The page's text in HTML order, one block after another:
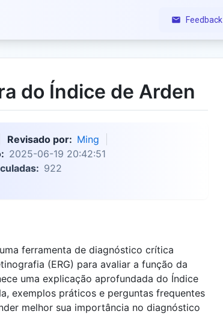
Feedback
do Índice de Arden
Revisado por: Ming
2025-06-19 20:42:51
922
ferramenta de diagnóstico crítica
(ERG) para avaliar a função da
uma explicação aprofundada do Índice
exemplos práticos e perguntas frequentes
melhor sua importância no diagnóstico